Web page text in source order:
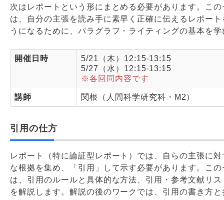
次はレポートという形にまとめる必要があります。こ
は、自分の主張を読み手に素早く正確に伝えるレポー
うになるために、パラグラフ・ライティングの基本を
開催日時
5/21（木）12:15-13:15
5/27（水）12:15-13:15
※各回同内容です
講師 関根（人間科学研究科・M2）
引用の仕方
レポート（特に論証型レポート）では、自らの主張に
な根拠を集め、「引用」して示す必要があります。こ
は、引用のルールと具体的な方法、引用・参考文献リ
を解説します。解説の後のワークでは、引用の書き方